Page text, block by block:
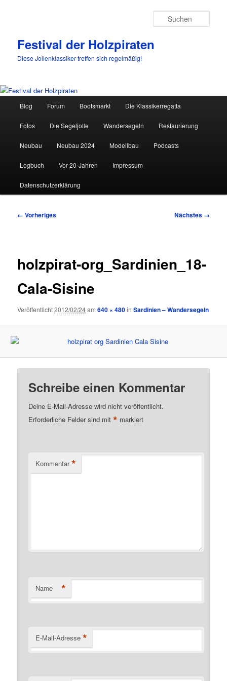
Festival der Holzpiraten
Diese Jollenklassiker treffen sich regelmäßig!
Zum
primären
Inhalt
springen
Blog Forum Bootsmarkt Die Klassikerregatta
Fotos Die Segeljolle Wandersegeln Restaurierung
Neubau Neubau 2024 Modellbau Podcasts
Logbuch Vor-20-Jahren Impressum
Datenschutzerklärung
Bilder-
← Vorheriges Nächstes →
holzpirat-org_Sardinien_18-
Cala-Sisine
Veröffentlicht2012/02/24am640 × 480inSardinien – Wandersegeln
Schreibe einen Kommentar
Deine E-Mail-Adresse wird nicht veröffentlicht.
Erforderliche Felder sind mit* markiert
Kommentar *
Name *
E-Mail-Adresse *